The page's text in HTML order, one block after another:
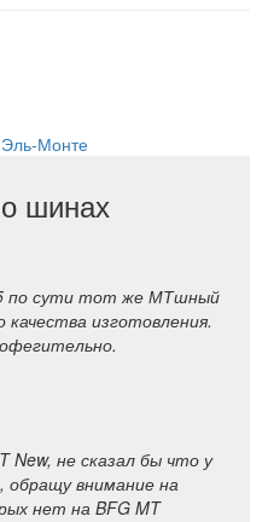
Эль-Монте
шинах
по сути тот же МТшный
качества изготовления.
New, не сказал бы что у
обращу внимание на
нет на BFG MT